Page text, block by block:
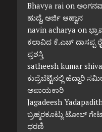
Bhavya raion
ಹುದ್ದೆ, ಅರ್ಜಿ ಆಹ್ವಾನ
navin acharya on
ಕಲಾವಿದ ಕೆ.ಎಚ್ ದಾಸಪ್ಪ
ಪ್ರಶಸ್ತಿ
satheesh kumar
ಕುದ್ರೆಬೆಟ್ಟಿನಲ್ಲಿ ಹೆದ್ದಾರಿ
ಅಪಾಯಕಾರಿ
Jagadeesh
ಬ್ರಹ್ಮರಕೂಟ್ಲು ಟೋಲ್
ಧರಣಿ